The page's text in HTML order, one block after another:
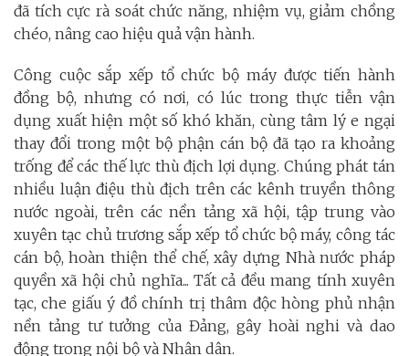
đã tích cực rà soát chức năng, nhiệm vụ, giảm chồng
chéo, nâng cao hiệu quả vận hành.
Công cuộc sắp xếp tổ chức bộ máy được tiến hành
đồng bộ, nhưng có nơi, có lúc trong thực tiễn vận
dụng xuất hiện một số khó khăn, cùng tâm lý e ngại
thay đổi trong một bộ phận cán bộ đã tạo ra khoảng
trống để các thế lực thù địch lợi dụng. Chúng phát tán
nhiều luận điệu thù địch trên các kênh truyền thông
nước ngoài, trên các nền tảng xã hội, tập trung vào
xuyên tạc chủ trương sắp xếp tổ chức bộ máy, công tác
cán bộ, hoàn thiện thể chế, xây dựng Nhà nước pháp
quyền xã hội chủ nghĩa... Tất cả đều mang tính xuyên
tạc, che giấu ý đồ chính trị thâm độc hòng phủ nhận
nền tảng tư tưởng của Đảng, gây hoài nghi và dao
động trong nội bộ và Nhân dân.